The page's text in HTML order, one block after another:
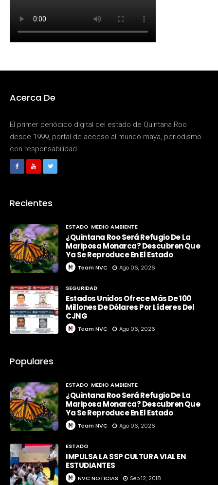
Acerca De
El primer periódico digital del estado de Quintana Roo
desde 1999, portal de acceso al mundo maya, periodismo
con responsabilidad.
Recientes
ESTADO MEDIO AMBIENTE
¿Quintana Roo Será Refugio De La
Mariposa Monarca? Descubren Que
Ya Se Reproduce En El Estado
Team NVC Ago 06, 2026
SEGURIDAD
Estados Unidos Ofrece Más De 100
Millones De Dólares Por Líderes Del
CJNG
Team NVC Ago 06, 2026
Populares
ESTADO MEDIO AMBIENTE
¿Quintana Roo Será Refugio De La
Mariposa Monarca? Descubren Que
Ya Se Reproduce En El Estado
Team NVC Ago 06, 2026
ESTADO
IMPULSA LA SSP CULTURA VIAL EN
ESTUDIANTES
NVC NOTICIAS Sep 12, 2018